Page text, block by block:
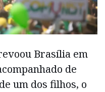
Brasília em
de
um dos filhos, o